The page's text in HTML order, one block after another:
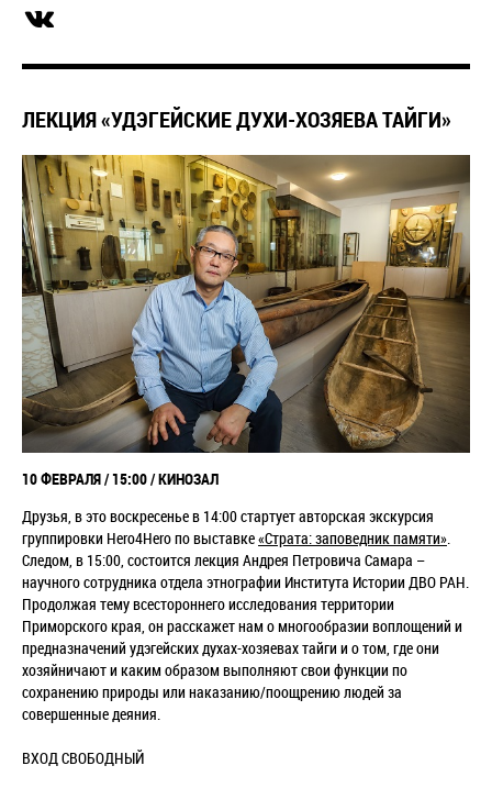
ЛЕКЦИЯ «УДЭГЕЙСКИЕ ДУХИ-ХОЗЯЕВА ТАЙГИ»
10 ФЕВРАЛЯ / 15:00 / КИНОЗАЛ
Друзья, в это воскресенье в 14:00 стартует авторская экскурсия
группировки Hero4Hero по выставке«Страта: заповедник памяти».
Следом, в 15:00, состоится лекция Андрея Петровича Самара –
научного сотрудника отдела этнографии Института Истории ДВО РАН.
Продолжая тему всестороннего исследования территории
Приморского края, он расскажет нам о многообразии воплощений и
предназначений удэгейских духах-хозяевах тайги и о том, где они
хозяйничают и каким образом выполняют свои функции по
сохранению природы или наказанию/поощрению людей за
совершенные деяния.
ВХОД СВОБОДНЫЙ